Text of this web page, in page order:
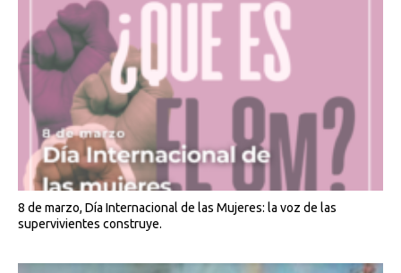
8 de marzo, Día Internacional de las Mujeres: la voz de las
supervivientes construye.